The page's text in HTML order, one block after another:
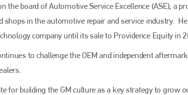
the board of Automotive Service Excellence (ASE), a
shops in the automotive repair and service industry.
company until its sale to Providence Equity in
to challenge the OEM and independent
for building the GM culture as a key strategy to grow